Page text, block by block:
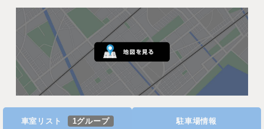
車室リスト 1グループ 駐車場情報